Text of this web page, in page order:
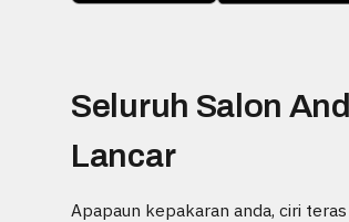
Seluruh Salon
Lancar
Apapaun kepakaran anda, ciri